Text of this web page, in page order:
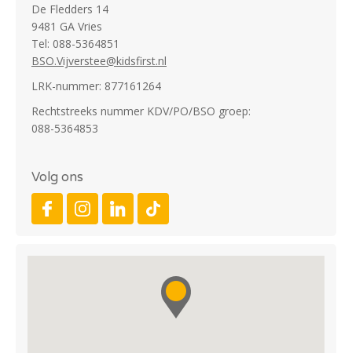
De Fledders 14
9481 GA Vries
Tel: 088-5364851
BSO.Vijverstee@kidsfirst.nl
LRK-nummer: 877161264
Rechtstreeks nummer KDV/PO/BSO groep:
088-5364853
Volg ons